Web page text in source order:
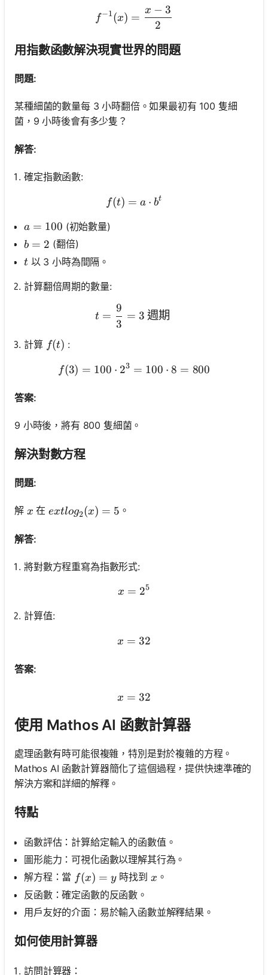
點擊
入！
f^{-1}(x)=\frac{x-3}{2}
f−1(x) =
2
x − 3
用指數函數解決現實世界的問題
問題:
某種細菌的數量每 3 小時翻倍。如果最初有 100 隻細
菌，9 小時後會有多少隻？
解答:
確定指數函數:
f(t)=a \cdot b^t
f(t) = a ⋅ bt
a=100
a = 100 (初始數量)
b=2
b = 2 (翻倍)
t
t以 3 小時為間隔。
計算翻倍周期的數量:
t=\frac{9}{3}=3 \text {
t =
3
9
= 3 週期
計算 f(t)
f(t) :
f(3)=100 \cdot 2^3=100
f(3) = 100 ⋅ 23 = 100 ⋅ 8 = 800
答案:
9 小時後，將有 800 隻細菌。
解決對數方程
問題:
解 x
x 在ext{log}_2(x)=5
extlog2(x) = 5 。
解答:
將對數方程重寫為指數形式:
x=2^5
x = 25
計算值:
x=32
x = 32
答案:
x=32
x = 32
使用 Mathos AI 函數計算器
處理函數有時可能很複雜，特別是對於複雜的方程。
Mathos AI 函數計算器簡化了這個過程，提供快速準確的
解決方案和詳細的解釋。
特點
函數評估：計算給定輸入的函數值。
圖形能力：可視化函數以理解其行為。
解方程：當 f(x)=y
f(x) = y時找到 x
x 。
反函數：確定函數的反函數。
用戶友好的介面：易於輸入函數並解釋結果。
如何使用計算器
訪問計算器：